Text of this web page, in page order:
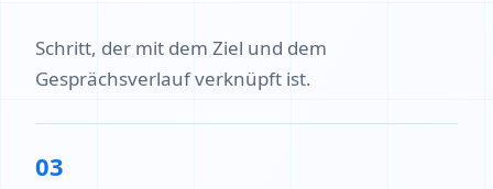
Schritt, der mit dem Ziel und dem
Gesprächsverlauf verknüpft ist.
03